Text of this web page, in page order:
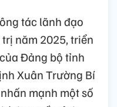
tác lãnh đạo
năm 2025, triển
Đảng bộ tỉnh
Xuân Trường Bí
mạnh một số